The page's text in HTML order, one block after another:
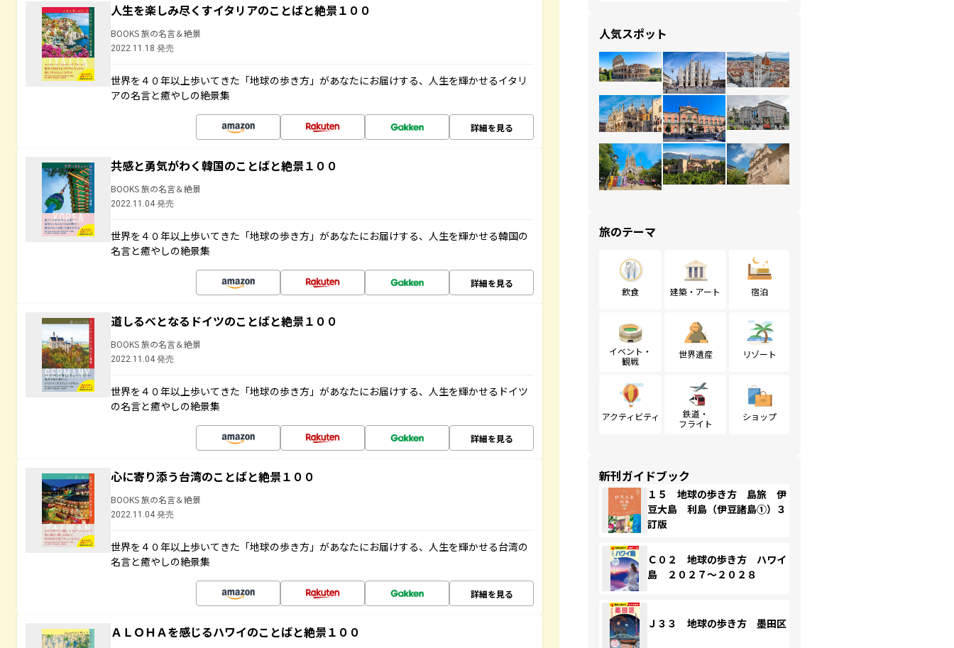
人生を楽しみ尽くすイタリアのことばと絶景１００
BOOKS 旅の名言＆絶景
2022.11.18 発売
世界を４０年以上歩いてきた「地球の歩き方」があなたにお届けする、人生を輝かせるイタリ
アの名言と癒やしの絶景集
詳細を見る
共感と勇気がわく韓国のことばと絶景１００
BOOKS 旅の名言＆絶景
2022.11.04 発売
世界を４０年以上歩いてきた「地球の歩き方」があなたにお届けする、人生を輝かせる韓国の
名言と癒やしの絶景集
詳細を見る
道しるべとなるドイツのことばと絶景１００
BOOKS 旅の名言＆絶景
2022.11.04 発売
世界を４０年以上歩いてきた「地球の歩き方」があなたにお届けする、人生を輝かせるドイツ
の名言と癒やしの絶景集
詳細を見る
心に寄り添う台湾のことばと絶景１００
BOOKS 旅の名言＆絶景
2022.11.04 発売
世界を４０年以上歩いてきた「地球の歩き方」があなたにお届けする、人生を輝かせる台湾の
名言と癒やしの絶景集
詳細を見る
ＡＬＯＨＡを感じるハワイのことばと絶景１００
人気スポット
旅のテーマ
飲食 建築・アート 宿泊
イベント・
観戦
世界遺産 リゾート
アクティビティ
鉄道・
フライト
ショップ
新刊ガイドブック
１５ 地球の歩き方 島旅 伊
豆大島 利島（伊豆諸島①）３
訂版
Ｃ０２ 地球の歩き方 ハワイ
島 ２０２７～２０２８
Ｊ３３ 地球の歩き方 墨田区